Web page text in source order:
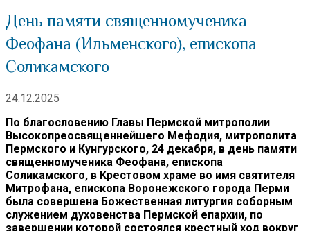
День памяти священномученика
Феофана (Ильменского), епископа
Соликамского
24.12.2025
По благословению Главы Пермской митрополии
Высокопреосвященнейшего Мефодия, митрополита
Пермского и Кунгурского, 24 декабря, в день памяти
священномученика Феофана, епископа
Соликамского, в Крестовом храме во имя святителя
Митрофана, епископа Воронежского города Перми
была совершена Божественная литургия соборным
служением духовенства Пермской епархии, по
завершении которой состоялся крестный ход вокруг